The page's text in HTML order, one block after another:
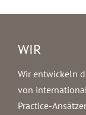
WIR
Wir entwickeln
von
Practice-